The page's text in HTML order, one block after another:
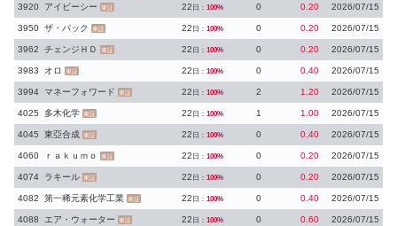
3920 アイビーシー 東証 22 日： 100% 0 0.20 2026/07/15
3950 ザ・パック 東証 22 日： 100% 0 0.20 2026/07/15
3962 チェンジＨＤ 東証 22 日： 100% 0 0.20 2026/07/15
3983 オロ 東証 22 日： 100% 0 0.40 2026/07/15
3994 マネーフォワード 東証 22 日： 100% 2 1.20 2026/07/15
4025 多木化学 東証 22 日： 100% 1 1.00 2026/07/15
4045 東亞合成 東証 22 日： 100% 0 0.40 2026/07/15
4060 ｒａｋｕｍｏ 東証 22 日： 100% 0 0.20 2026/07/15
4074 ラキール 東証 22 日： 100% 0 0.20 2026/07/15
4082 第一稀元素化学工業 東証 22 日： 100% 0 0.40 2026/07/15
4088 エア・ウォーター 東証 22 日： 100% 0 0.60 2026/07/15